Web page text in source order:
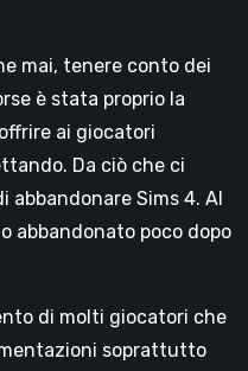
mai, tenere conto dei
è stata proprio la
ai giocatori
Da ciò che ci
Sims 4. Al
abbandonato poco dopo
di molti giocatori che
soprattutto